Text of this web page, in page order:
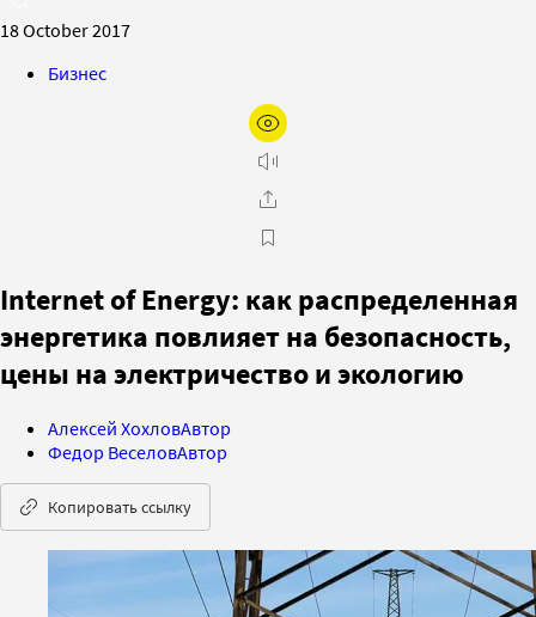
18 October 2017
Бизнес
Internet of Energy: как распределенная
энергетика повлияет на безопасность,
цены на электричество и экологию
Алексей ХохловАвтор
Федор ВеселовАвтор
Копировать ссылку